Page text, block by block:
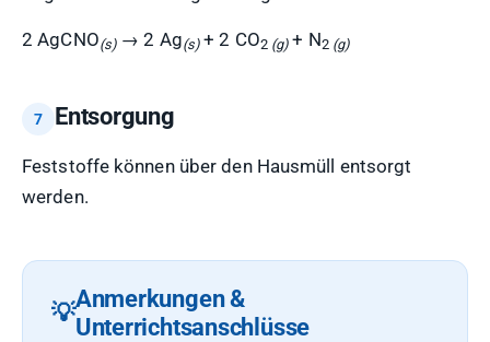
2 AgCNO(s)→ 2 Ag(s)+ 2 CO2 (g)+ N2 (g)
Entsorgung
Feststoffe können über den Hausmüll entsorgt
werden.
Anmerkungen &
Unterrichtsanschlüsse